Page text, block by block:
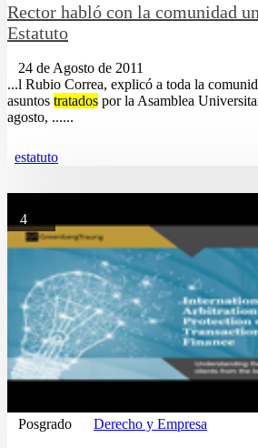
Rector habló con la comunidad
Estatuto
24 de Agosto de 2011
...l Rubio Correa, explicó a toda la
asuntos tratados por la Asamblea
agosto, ......
estatuto
4
Posgrado Derecho y Empresa